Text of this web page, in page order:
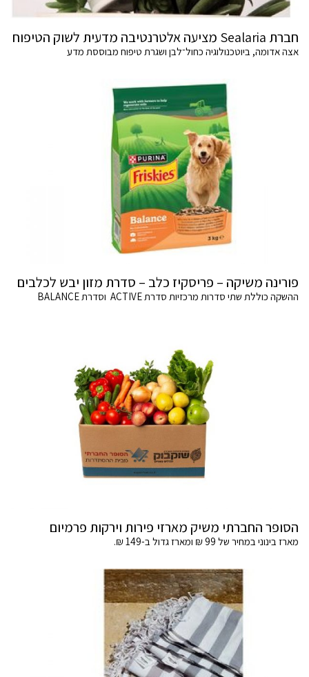
חברת Sealaria מציעה אלטרנטיבה מדעית לשוק הטיפוח
אצה אדומה, ביוטכנולוגיה כחול־לבן ושגרת טיפוח מבוססת מדע
פורינה משיקה – פריסקיז כלב – סדרת מזון יבש לכלבים
ההשקה כוללת שתי סדרות מרכזיות סדרת ACTIVE וסדרת BALANCE
הסופר החברתי משיק מארזי פירות וירקות פרמיום
מארז בינוני במחיר של 99 ₪ ומארז גדול ב-149 ₪.